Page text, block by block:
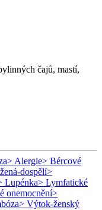
čajů, mastí,
> Alergie> Bércové
dospělí>
Lupénka> Lymfatické
onemocnění>
> Výtok-ženský